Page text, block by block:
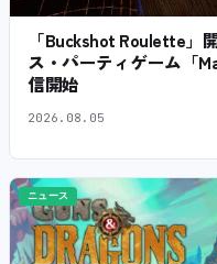
「Buckshot Roulette」
ス・パーティゲーム「
信開始
2026.08.05
ニュース